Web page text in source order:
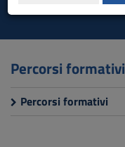
navigazione
sito
al
Percorsi formativi
Percorsi formativi